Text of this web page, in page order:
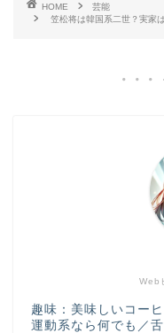
HOME
芸能
笠松将は韓国系二世？実家
Web
趣味：美味しいコー
運動系なら何でも／